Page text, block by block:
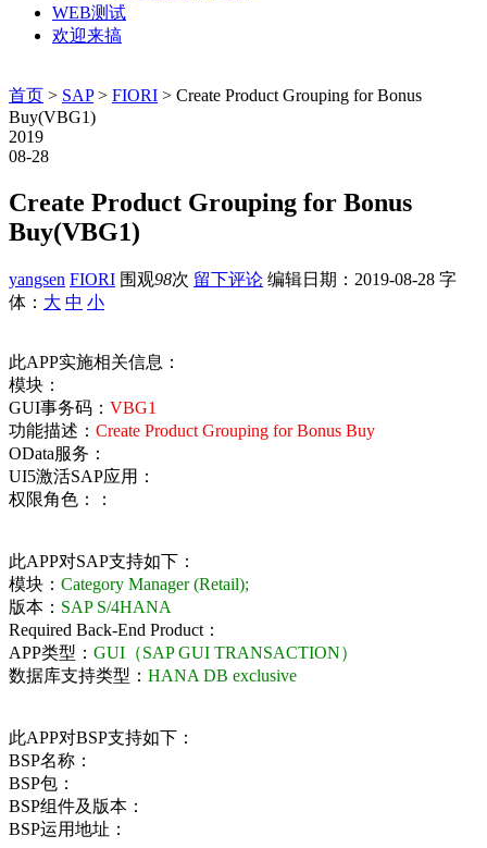
WEB测试
欢迎来搞
首页 > SAP> FIORI > Create Product Grouping for Bonus
Buy(VBG1)
2019
08-28
Create Product Grouping for Bonus
Buy(VBG1)
yangsen FIORI 围观98次 留下评论 编辑日期： 2019-08-28 字
体： 大 中 小
此APP实施相关信息：
模块：
GUI事务码： VBG1
功能描述： Create Product Grouping for Bonus Buy
OData服务：
UI5激活SAP应用：
权限角色：：
此APP对SAP支持如下：
模块： Category Manager (Retail);
版本： SAP S/4HANA
Required Back-End Product：
APP类型： GUI（SAP GUI TRANSACTION）
数据库支持类型： HANA DB exclusive
此APP对BSP支持如下：
BSP名称：
BSP包：
BSP组件及版本：
BSP运用地址：